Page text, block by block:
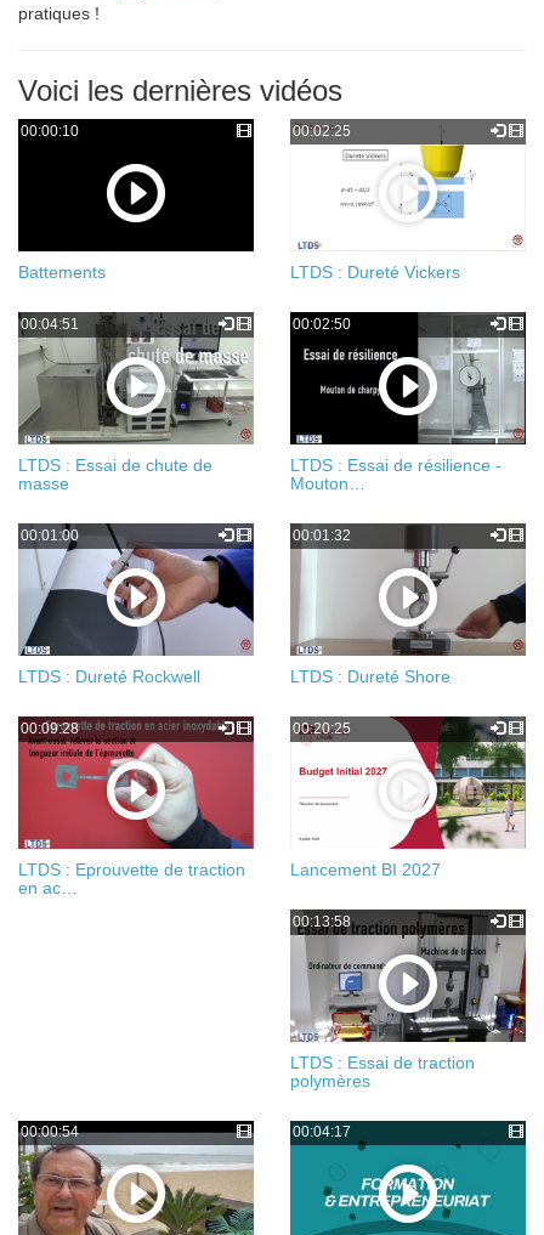
pratiques !
Voici les dernières vidéos
00:00:10
Battements
00:02:25
LTDS : Dureté Vickers
00:04:51
LTDS : Essai de chute de
masse
00:02:50
LTDS : Essai de résilience -
Mouton…
00:01:00
LTDS : Dureté Rockwell
00:01:32
LTDS : Dureté Shore
00:09:28
LTDS : Eprouvette de traction
en ac…
00:20:25
Lancement BI 2027
00:13:58
LTDS : Essai de traction
polymères
00:00:54 00:04:17